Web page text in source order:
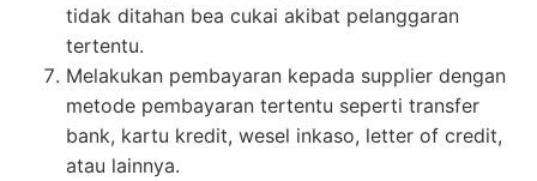
tidak ditahan bea cukai akibat pelanggaran
tertentu.
Melakukan pembayaran kepada supplier dengan
metode pembayaran tertentu seperti transfer
bank, kartu kredit, wesel inkaso, letter of credit,
atau lainnya.